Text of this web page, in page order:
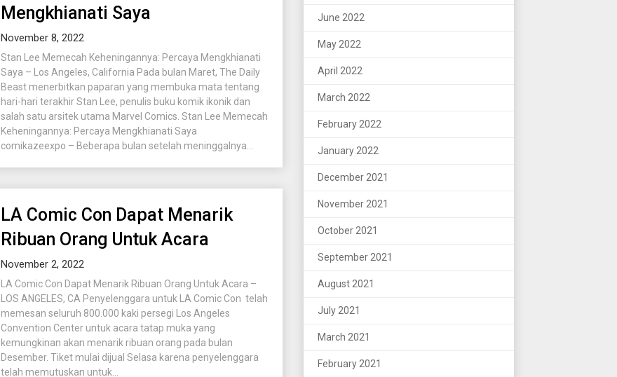
Mengkhianati Saya
November 8, 2022
Stan Lee Memecah Keheningannya: Percaya Mengkhianati
Saya – Los Angeles, California Pada bulan Maret, The Daily
Beast menerbitkan paparan yang membuka mata tentang
hari-hari terakhir Stan Lee, penulis buku komik ikonik dan
salah satu arsitek utama Marvel Comics. Stan Lee Memecah
Keheningannya: Percaya Mengkhianati Saya
comikazeexpo – Beberapa bulan setelah meninggalnya...
LA Comic Con Dapat Menarik
Ribuan Orang Untuk Acara
November 2, 2022
LA Comic Con Dapat Menarik Ribuan Orang Untuk Acara –
LOS ANGELES, CA Penyelenggara untuk LA Comic Con telah
memesan seluruh 800.000 kaki persegi Los Angeles
Convention Center untuk acara tatap muka yang
kemungkinan akan menarik ribuan orang pada bulan
Desember. Tiket mulai dijual Selasa karena penyelenggara
telah memutuskan untuk...
June 2022
May 2022
April 2022
March 2022
February 2022
January 2022
December 2021
November 2021
October 2021
September 2021
August 2021
July 2021
March 2021
February 2021